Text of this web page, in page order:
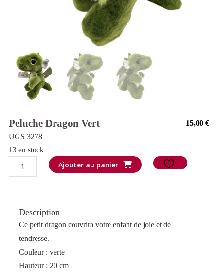
Peluche Dragon Vert 15,00€
UGS 3278
13 en stock
quantité
de
vert
Ajouter au panier
Description
Ce petit dragon couvrira votre enfant de joie et de
tendresse.
Couleur : verte
Hauteur : 20 cm